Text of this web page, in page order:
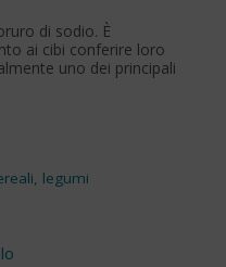
di sodio. È
ai cibi conferire loro
uno dei principali
, legumi